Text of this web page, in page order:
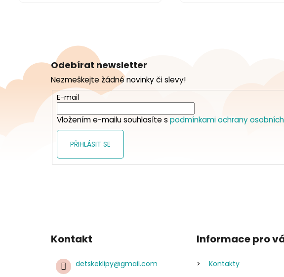
a
Odebírat newsletter
Nezmeškejte žádné novinky či slevy!
E-mail
Vložením e-mailu souhlasíte s podmínkami ochrany
PŘIHLÁSIT SE
Kontakt
detskeklipy@gmail.com
Informace pro
Kontakty